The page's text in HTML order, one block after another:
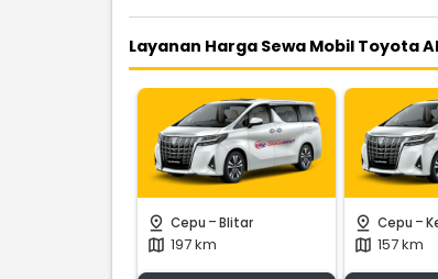
Layanan Harga Sewa Mobil Toyota
pin_drop Cepu -Blitar
map 197 km
pin_drop Cepu -
map 157 km